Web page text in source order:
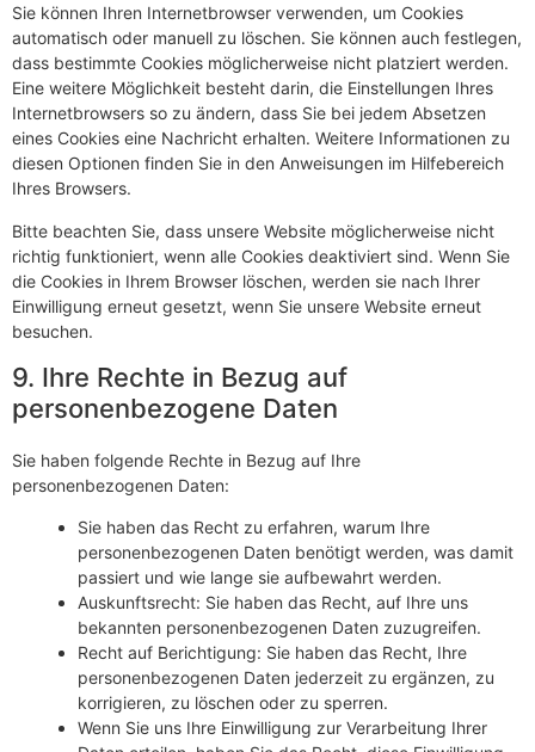
Sie können Ihren Internetbrowser verwenden, um Cookies
automatisch oder manuell zu löschen. Sie können auch festlegen,
dass bestimmte Cookies möglicherweise nicht platziert werden.
Eine weitere Möglichkeit besteht darin, die Einstellungen Ihres
Internetbrowsers so zu ändern, dass Sie bei jedem Absetzen
eines Cookies eine Nachricht erhalten. Weitere Informationen zu
diesen Optionen finden Sie in den Anweisungen im Hilfebereich
Ihres Browsers.
Bitte beachten Sie, dass unsere Website möglicherweise nicht
richtig funktioniert, wenn alle Cookies deaktiviert sind. Wenn Sie
die Cookies in Ihrem Browser löschen, werden sie nach Ihrer
Einwilligung erneut gesetzt, wenn Sie unsere Website erneut
besuchen.
9. Ihre Rechte in Bezug auf
personenbezogene Daten
Sie haben folgende Rechte in Bezug auf Ihre
personenbezogenen Daten:
Sie haben das Recht zu erfahren, warum Ihre
personenbezogenen Daten benötigt werden, was damit
passiert und wie lange sie aufbewahrt werden.
Auskunftsrecht: Sie haben das Recht, auf Ihre uns
bekannten personenbezogenen Daten zuzugreifen.
Recht auf Berichtigung: Sie haben das Recht, Ihre
personenbezogenen Daten jederzeit zu ergänzen, zu
korrigieren, zu löschen oder zu sperren.
Wenn Sie uns Ihre Einwilligung zur Verarbeitung Ihrer